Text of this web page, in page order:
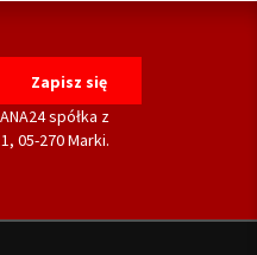
spółka z
05-270 Marki.